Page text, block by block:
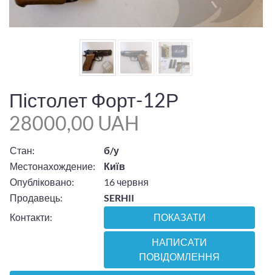
Пістолет Форт-12Р
28000,00 UAH
Стан:
б/у
Местонахождение:
Київ
Опубліковано:
16 червня
Продавець:
SERHII
Контакти:
ПОКАЗАТИ
НАПИСАТИ
ПОВІДОМЛЕННЯ